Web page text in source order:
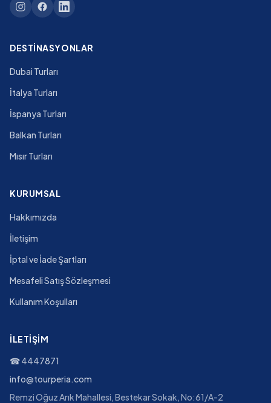
DESTINASYONLAR
Dubai Turları
İtalya Turları
İspanya Turları
Balkan Turları
Mısır Turları
KURUMSAL
Hakkımızda
İletişim
İptal ve İade Şartları
Mesafeli Satış Sözleşmesi
Kullanım Koşulları
İLETIŞIM
☎4447871
info@tourperia.com
Remzi Oğuz Arık Mahallesi, Bestekar Sokak, No:61/A-2